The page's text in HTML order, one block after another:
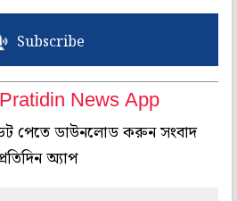
Subscribe
News App
পেতে ডাউনলোড করুন সংবাদ
অ্যাপ